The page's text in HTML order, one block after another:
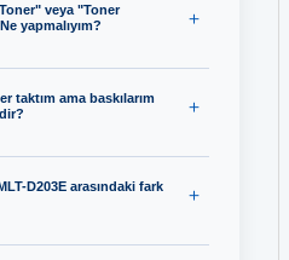
veya "Toner
yapmalıyım?
taktım ama baskılarım
D203E arasındaki fark